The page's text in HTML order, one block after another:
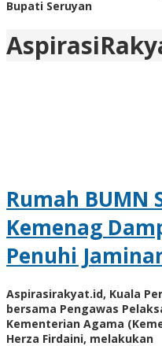
Bupati Seruyan
Rumah BUMN
Kemenag
Penuhi
Aspirasirakyat.id, Kuala
bersama Pengawas
Kementerian Agama
Herza Firdaini, melakukan